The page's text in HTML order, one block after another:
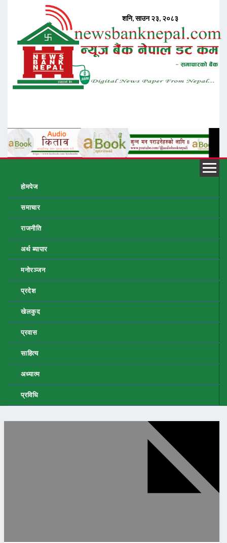
होमपेज
समाचार
राजनीति
अर्थ ब्यापार
मनोरञ्जन
प्रदेश
खेलकुद
प्रवास
साहित्य
अध्यात्म
प्रविधि